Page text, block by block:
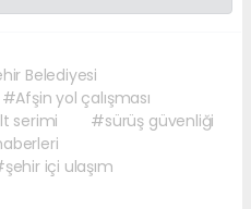
Belediyesi
#Afşin yol çalışması
serimi
#sürüş güvenliği
içi ulaşım